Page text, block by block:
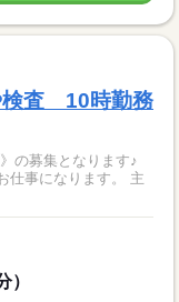
検査 10時勤務
の募集となります♪
仕事になります。 主
）